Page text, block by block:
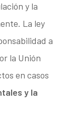
y la
La ley
a
la Unión
en casos
y la